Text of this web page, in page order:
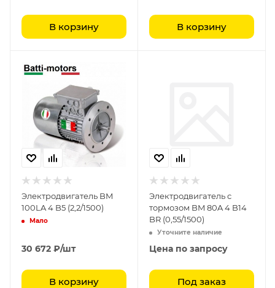
В корзину В корзину
Электродвигатель BM
100LA 4 B5 (2,2/1500)
Мало
30 672 ₽/шт
В корзину
Электродвигатель с
тормозом BM 80A 4 B14
BR (0,55/1500)
Уточните наличие
Цена по запросу
Под заказ